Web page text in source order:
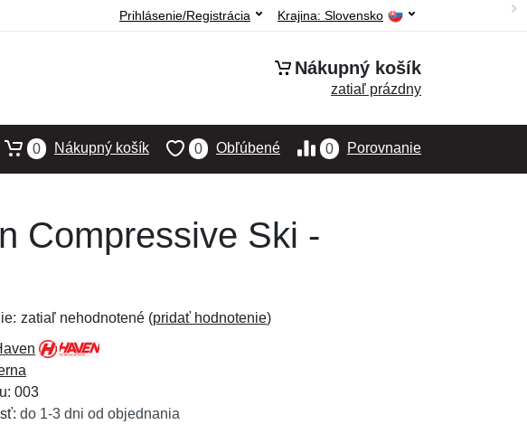
Krajina: Slovensko
Prihlásenie/Registrácia
Nákupný košík
zatiaľ prázdny
0 Porovnanie
0 Obľúbené
0 Nákupný košík
Compressive Ski -
zatiaľ nehodnotené (pridať hodnotenie)
003
do 1-3 dni od objednania